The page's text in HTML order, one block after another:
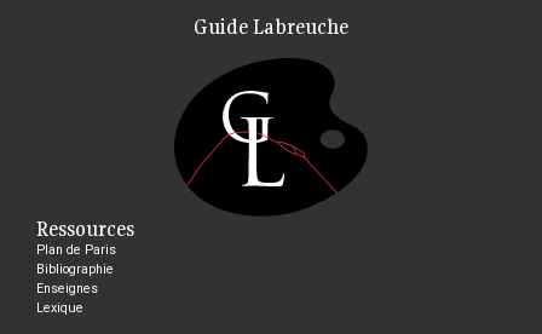
Guide Labreuche
Ressources
Plan de Paris
Bibliographie
Enseignes
Lexique